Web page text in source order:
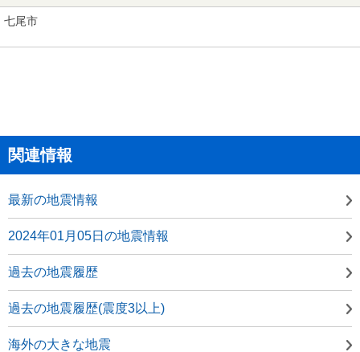
七尾市
関連情報
最新の地震情報
2024年01月05日の地震情報
過去の地震履歴
過去の地震履歴(震度3以上)
海外の大きな地震